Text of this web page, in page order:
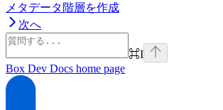
メタデータ階層を作成
次へ
⌘I
Box Dev Docs home page